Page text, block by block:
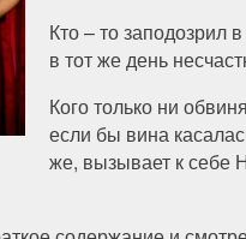
Кто – то заподозрил
в тот же день
Кого только ни
если бы вина
же, вызывает к себе